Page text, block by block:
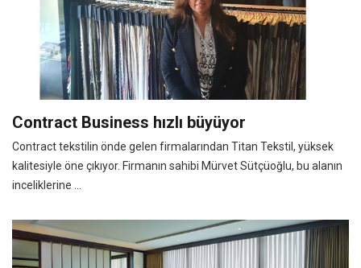
Contract Business hızlı büyüyor
Contract tekstilin önde gelen firmalarından Titan Tekstil, yüksek
kalitesiyle öne çıkıyor. Firmanın sahibi Mürvet Sütçüoğlu, bu alanın
inceliklerine ...